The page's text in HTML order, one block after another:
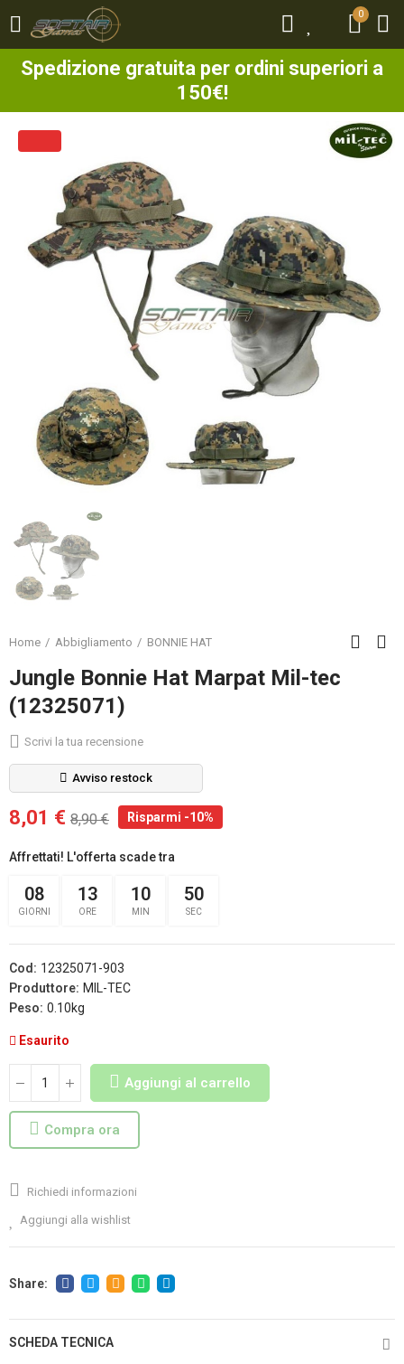
0
Spedizione gratuita per ordini superiori a
150€!
0
Home Abbigliamento BONNIE HAT
Jungle Bonnie Hat Marpat Mil-tec
(12325071)
Scrivi la tua recensione
Avviso restock
8,01 € 8,90 € Risparmi -10%
Affrettati! L'offerta scade tra
08
GIORNI
13
ORE
10
MIN
50
SEC
Cod: 12325071-903
Produttore: MIL-TEC
Peso: 0.10kg
Esaurito
Aggiungi al carrello
Compra ora
Richiedi informazioni
Aggiungi alla wishlist
SCHEDA TECNICA